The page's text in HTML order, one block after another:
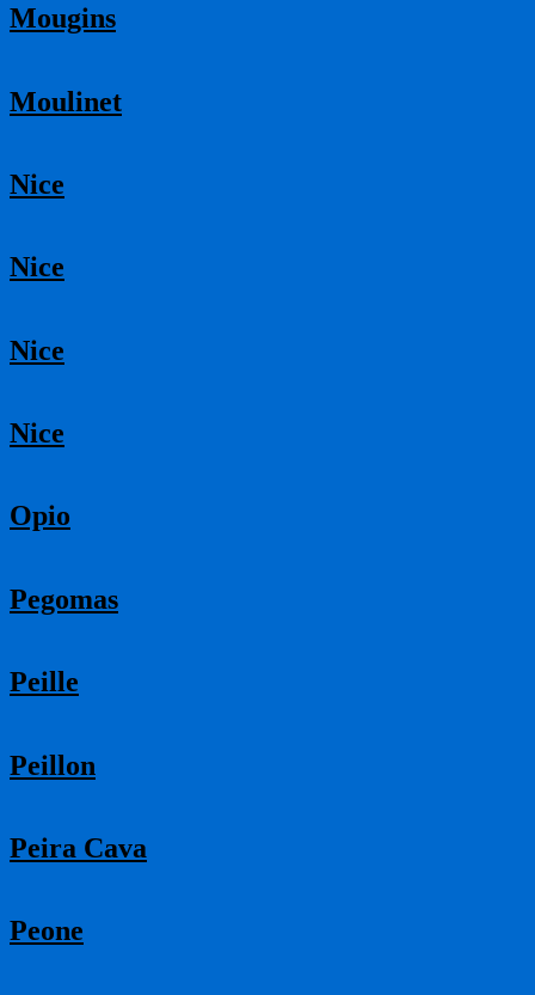
Mougins
Moulinet
Nice
Nice
Nice
Nice
Opio
Pegomas
Peille
Peillon
Peira Cava
Peone